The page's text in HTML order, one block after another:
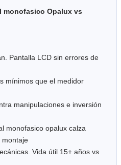
monofasico Opalux vs
Pantalla LCD sin errores de
mínimos que el medidor
manipulaciones e inversión
monofasico opalux calza
montaje
Vida útil 15+ años vs